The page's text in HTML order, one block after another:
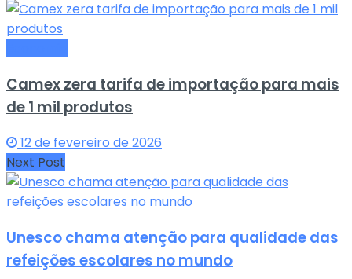
Camex zera tarifa de importação para mais
de 1 mil produtos
12 de fevereiro de 2026
Next Post
Unesco chama atenção para qualidade das
refeições escolares no mundo